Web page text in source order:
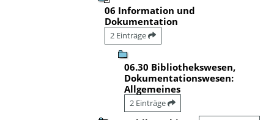
06 Information und
Dokumentation
2 Einträge
06.30 Bibliothekswesen,
Dokumentationswesen:
Allgemeines
2 Einträge